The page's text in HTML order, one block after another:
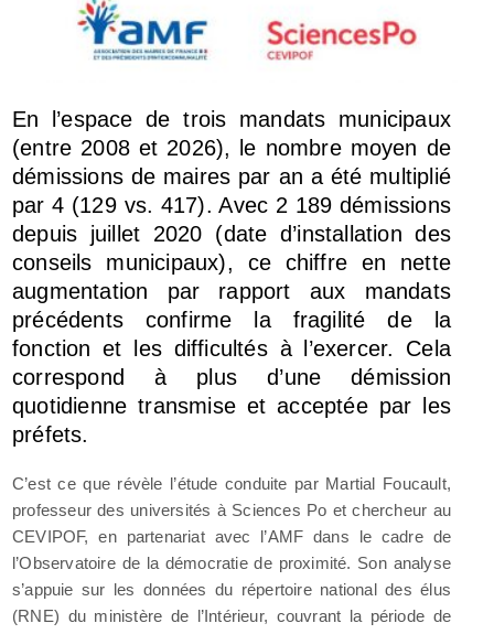
En l’espace de trois mandats municipaux
(entre 2008 et 2026), le nombre moyen de
démissions de maires par an a été multiplié
par 4 (129 vs. 417). Avec 2 189 démissions
depuis juillet 2020 (date d’installation des
conseils municipaux), ce chiffre en nette
augmentation par rapport aux mandats
précédents confirme la fragilité de la
fonction et les difficultés à l’exercer. Cela
correspond à plus d’une démission
quotidienne transmise et acceptée par les
préfets.
C’est ce que révèle l’étude conduite par Martial Foucault,
professeur des universités à Sciences Po et chercheur au
CEVIPOF, en partenariat avec l’AMF dans le cadre de
l’Observatoire de la démocratie de proximité. Son analyse
s’appuie sur les données du répertoire national des élus
(RNE) du ministère de l’Intérieur, couvrant la période de